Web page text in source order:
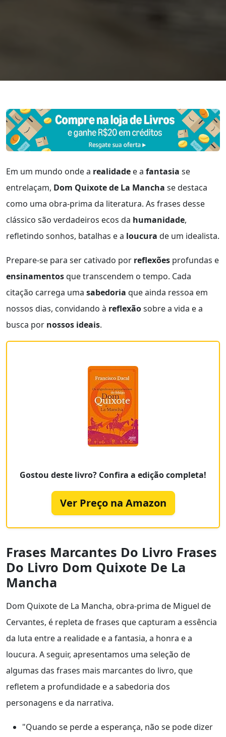
Em um mundo onde a realidade e a fantasia se
entrelaçam, Dom Quixote de La Mancha se destaca
como uma obra-prima da literatura. As frases desse
clássico são verdadeiros ecos da humanidade,
refletindo sonhos, batalhas e a loucura de um idealista.
Prepare-se para ser cativado por reflexões profundas e
ensinamentosque transcendem o tempo. Cada
citação carrega uma sabedoria que ainda ressoa em
nossos dias, convidando à reflexãosobre a vida e a
busca por nossos ideais.
Gostou deste livro? Confira a edição completa!
Ver Preço na Amazon
Frases Marcantes Do Livro Frases
Do Livro Dom Quixote De La
Mancha
Dom Quixote de La Mancha, obra-prima de Miguel de
Cervantes, é repleta de frases que capturam a essência
da luta entre a realidade e a fantasia, a honra e a
loucura. A seguir, apresentamos uma seleção de
algumas das frases mais marcantes do livro, que
refletem a profundidade e a sabedoria dos
personagens e da narrativa.
"Quando se perde a esperança, não se pode dizer